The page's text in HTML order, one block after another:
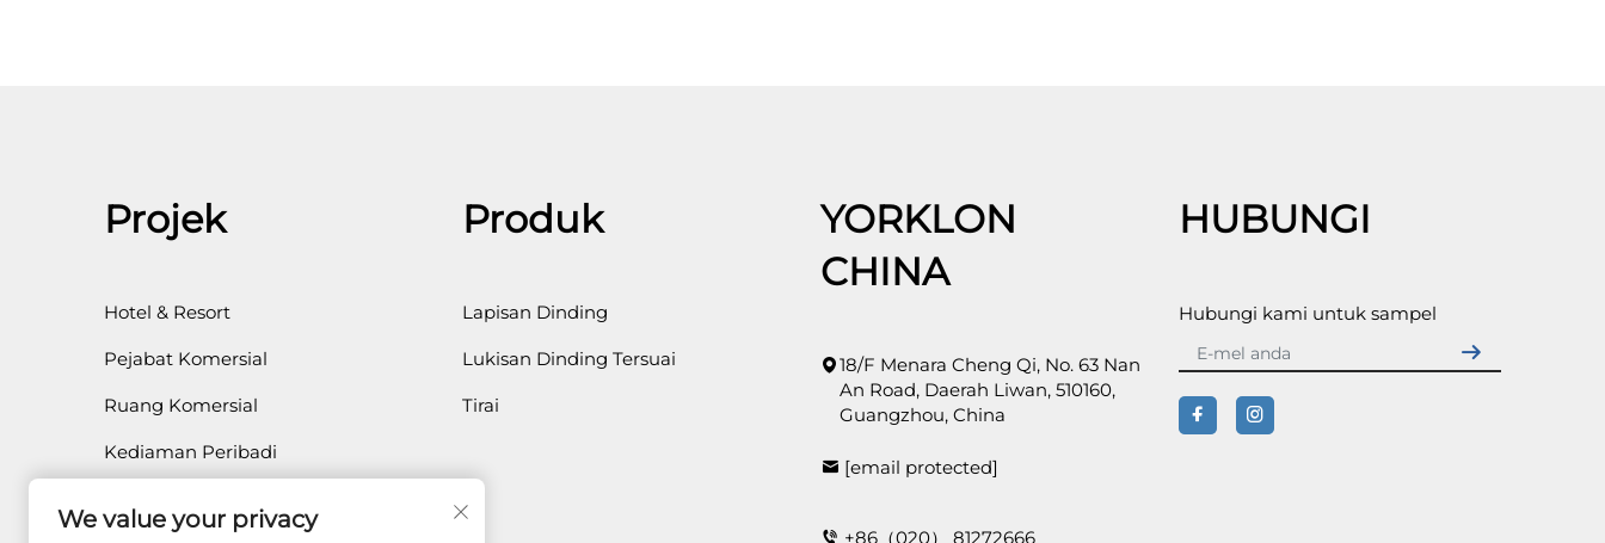
Projek
Hotel & Resort
Pejabat Komersial
Ruang Komersial
Kediaman Peribadi
Produk
Lapisan Dinding
Lukisan Dinding Tersuai
Tirai
YORKLON
CHINA
18/F Menara Cheng Qi, No. 63 Nan
An Road, Daerah Liwan, 510160,
Guangzhou, China
[email protected]
+86（020） 81272666
HUBUNGI
Hubungi kami untuk sampel
We value your privacy